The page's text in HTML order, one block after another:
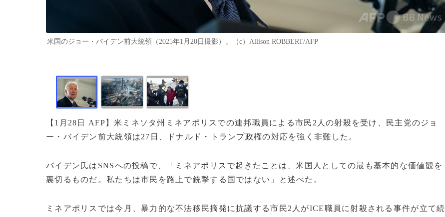
米国のジョー・バイデン前大統領（2025年1月20日撮影）。（c）Allison ROBBERT/AFP
【1月28日 AFP】米ミネソタ州ミネアポリスでの連邦職員による市民2人の射殺を受け、民主党のジョ
ー・バイデン前大統領は27日、ドナルド・トランプ政権の対応を強く非難した。
バイデン氏はSNSへの投稿で、「ミネアポリスで起きたことは、米国人としての最も基本的な価値観を
裏切るものだ。私たちは市民を路上で銃撃する国ではない」と述べた。
ミネアポリスでは今月、暴力的な不法移民摘発に抗議する市民2人がICE職員に射殺される事件が立て続